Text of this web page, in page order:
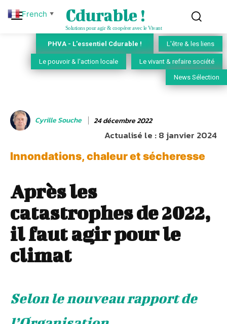
Cdurable !
Solutions pour agir & coopérer avec le Vivant
PHVA - L'essentiel Cdurable ! L'être & les liens
Le pouvoir & l'action locale Le vivant & refaire société
News Sélection
Cyrille Souche 24 décembre 2022
Actualisé le :8 janvier 2024
Innondations, chaleur et sécheresse
Après les
catastrophes de 2022,
il faut agir pour le
climat
Selon le nouveau rapport de
French ▼